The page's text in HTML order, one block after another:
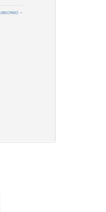
題、副標題、 段落文字